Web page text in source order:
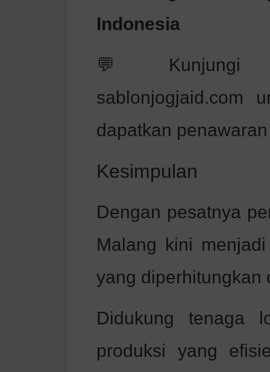
Indonesia
💬 Kunjungi
sablonjogjaid.com
dapatkan
Kesimpulan
Dengan pesatnya
Malang kini
yang diperhitungkan
Didukung tenaga
produksi yang